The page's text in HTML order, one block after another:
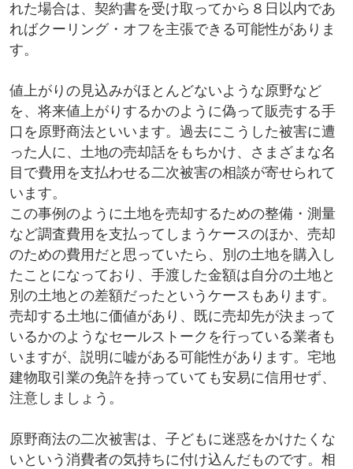
れた場合は、契約書を受け取ってから８日以内であ
ればクーリング・オフを主張できる可能性がありま
す。
値上がりの見込みがほとんどないような原野など
を、将来値上がりするかのように偽って販売する手
口を原野商法といいます。過去にこうした被害に遭
った人に、土地の売却話をもちかけ、さまざまな名
目で費用を支払わせる二次被害の相談が寄せられて
います。
この事例のように土地を売却するための整備・測量
など調査費用を支払ってしまうケースのほか、売却
のための費用だと思っていたら、別の土地を購入し
たことになっており、手渡した金額は自分の土地と
別の土地との差額だったというケースもあります。
売却する土地に価値があり、既に売却先が決まって
いるかのようなセールストークを行っている業者も
いますが、説明に嘘がある可能性があります。宅地
建物取引業の免許を持っていても安易に信用せず、
注意しましょう。
原野商法の二次被害は、子どもに迷惑をかけたくな
いという消費者の気持ちに付け込んだものです。相